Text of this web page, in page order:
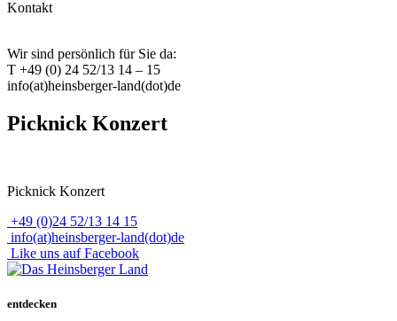
Kontakt
Wir sind persönlich für Sie da:
T +49 (0) 24 52/13 14 – 15
info(at)heinsberger-land(dot)de
Picknick Konzert
Picknick Konzert
+49 (0)24 52/13 14 15
info(at)heinsberger-land(dot)de
Like uns auf Facebook
entdecken